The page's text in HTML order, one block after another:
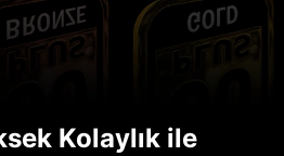
Kolaylık ile